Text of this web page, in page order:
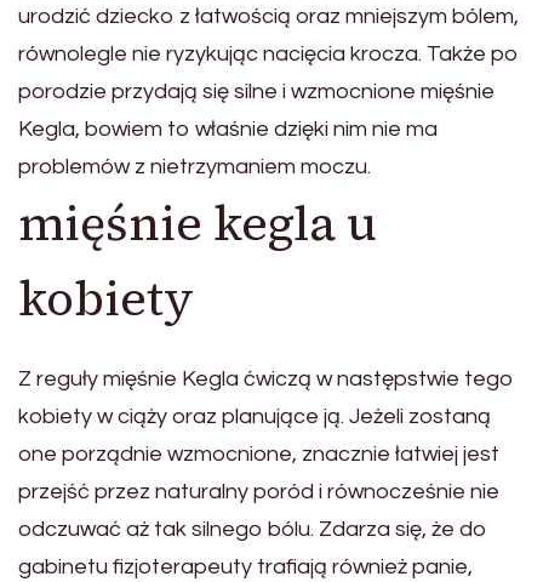
urodzić dziecko z łatwością oraz mniejszym bólem,
równolegle nie ryzykując nacięcia krocza. Także po
porodzie przydają się silne i wzmocnione mięśnie
Kegla, bowiem to właśnie dzięki nim nie ma
problemów z nietrzymaniem moczu.
mięśnie kegla u
kobiety
Z reguły mięśnie Kegla ćwiczą w następstwie tego
kobiety w ciąży oraz planujące ją. Jeżeli zostaną
one porządnie wzmocnione, znacznie łatwiej jest
przejść przez naturalny poród i równocześnie nie
odczuwać aż tak silnego bólu. Zdarza się, że do
gabinetu fizjoterapeuty trafiają również panie,